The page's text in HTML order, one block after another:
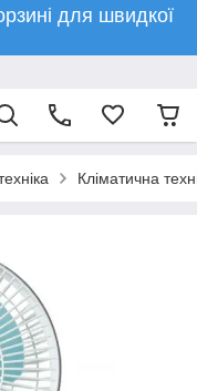
для швидкої
Кліматична